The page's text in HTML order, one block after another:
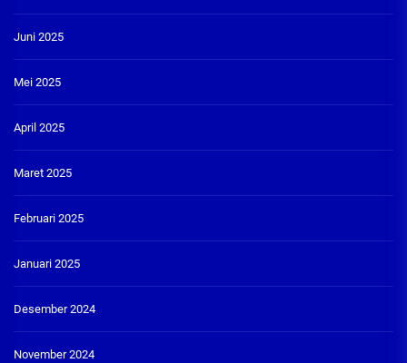
Juni 2025
Mei 2025
April 2025
Maret 2025
Februari 2025
Januari 2025
Desember 2024
November 2024